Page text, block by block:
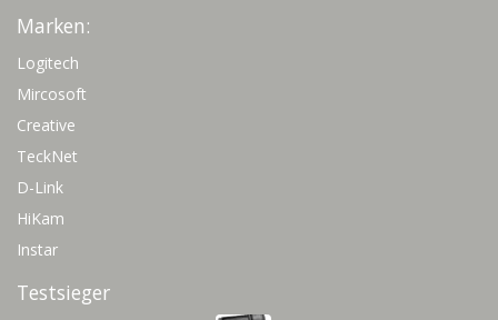
Marken:
Logitech
Mircosoft
Creative
TeckNet
D-Link
HiKam
Instar
Testsieger